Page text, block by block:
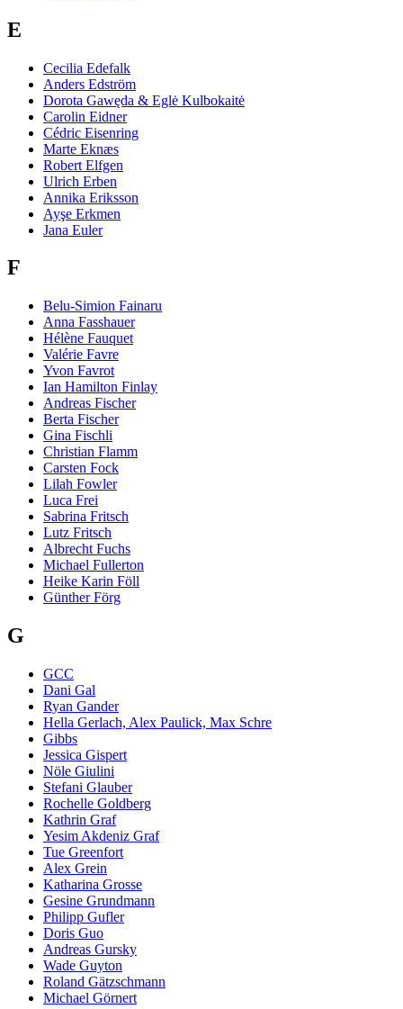
E
Cecilia Edefalk
Anders Edström
Dorota Gawęda & Eglė Kulbokaitė
Carolin Eidner
Cédric Eisenring
Marte Eknæs
Robert Elfgen
Ulrich Erben
Annika Eriksson
Ayşe Erkmen
Jana Euler
F
Belu-Simion Fainaru
Anna Fasshauer
Hélène Fauquet
Valérie Favre
Yvon Favrot
Ian Hamilton Finlay
Andreas Fischer
Berta Fischer
Gina Fischli
Christian Flamm
Carsten Fock
Lilah Fowler
Luca Frei
Sabrina Fritsch
Lutz Fritsch
Albrecht Fuchs
Michael Fullerton
Heike Karin Föll
Günther Förg
G
GCC
Dani Gal
Ryan Gander
Hella Gerlach, Alex Paulick, Max Schre
Gibbs
Jessica Gispert
Nöle Giulini
Stefani Glauber
Rochelle Goldberg
Kathrin Graf
Yesim Akdeniz Graf
Tue Greenfort
Alex Grein
Katharina Grosse
Gesine Grundmann
Philipp Gufler
Doris Guo
Andreas Gursky
Wade Guyton
Roland Gätzschmann
Michael Görnert